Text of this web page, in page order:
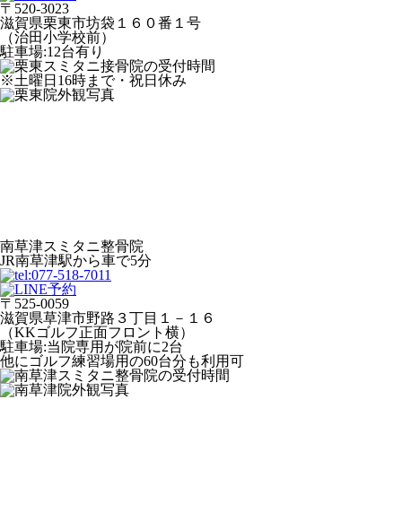
〒520-3023
滋賀県栗東市坊袋１６０番１号
（治田小学校前）
駐車場:12台有り
※土曜日16時まで・祝日休み
南草津スミタニ整骨院
JR南草津駅から車で5分
〒525-0059
滋賀県草津市野路３丁目１－１６
（KKゴルフ正面フロント横）
駐車場:当院専用が院前に2台
他にゴルフ練習場用の60台分も利用可